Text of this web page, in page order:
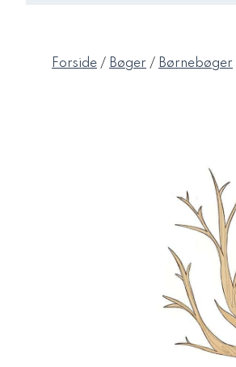
Forside / Bøger / Børnebøger